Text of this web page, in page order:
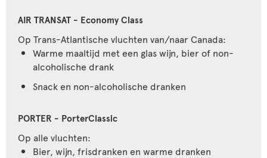
Op Trans-Atlantische vluchten van/naar Canada:
Warme maaltijd met een glas wijn, bier of non-
alcoholische drank
Snack en non-alcoholische dranken
Op alle vluchten:
Bier, wijn, frisdranken en warme dranken